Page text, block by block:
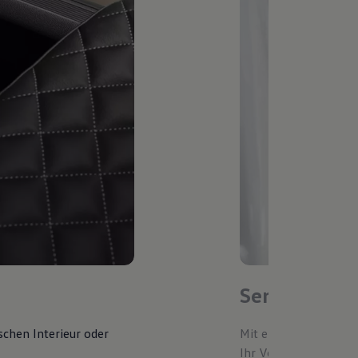
Interieur oder
Service-
Mit einem
Ihr Volkswagen